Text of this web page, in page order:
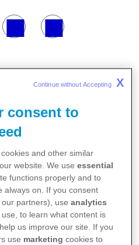
Birliği (UICC),
alanındaki "SPARC
yarışmasıyla
alanındaki girişimleri
metastatik meme
fazla destek
yapacağı 500.000
finanse edecek.
consent to
and other similar
website. We useessential
functions properly and to
always on. If you consent
our partners), useanalytics
to learn what content is
us improve our site. If you
use marketing cookies to
Continue without Accepting X